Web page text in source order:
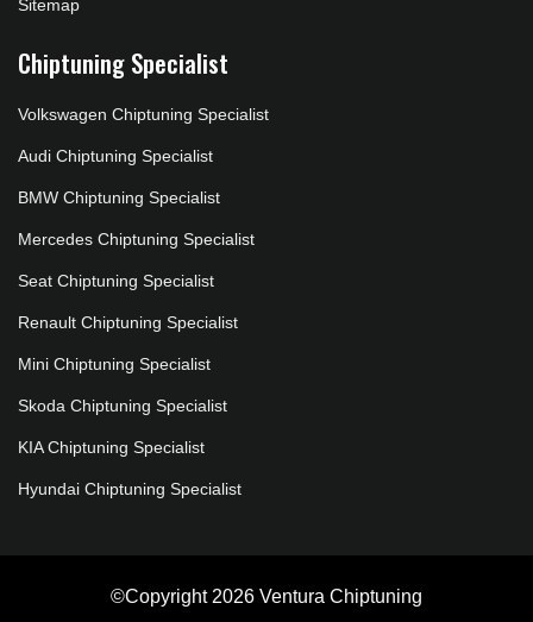
Sitemap
Chiptuning Specialist
Volkswagen Chiptuning Specialist
Audi Chiptuning Specialist
BMW Chiptuning Specialist
Mercedes Chiptuning Specialist
Seat Chiptuning Specialist
Renault Chiptuning Specialist
Mini Chiptuning Specialist
Skoda Chiptuning Specialist
KIA Chiptuning Specialist
Hyundai Chiptuning Specialist
©Copyright 2026 Ventura Chiptuning